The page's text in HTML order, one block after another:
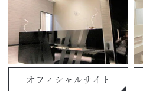
オフィシャルサイト